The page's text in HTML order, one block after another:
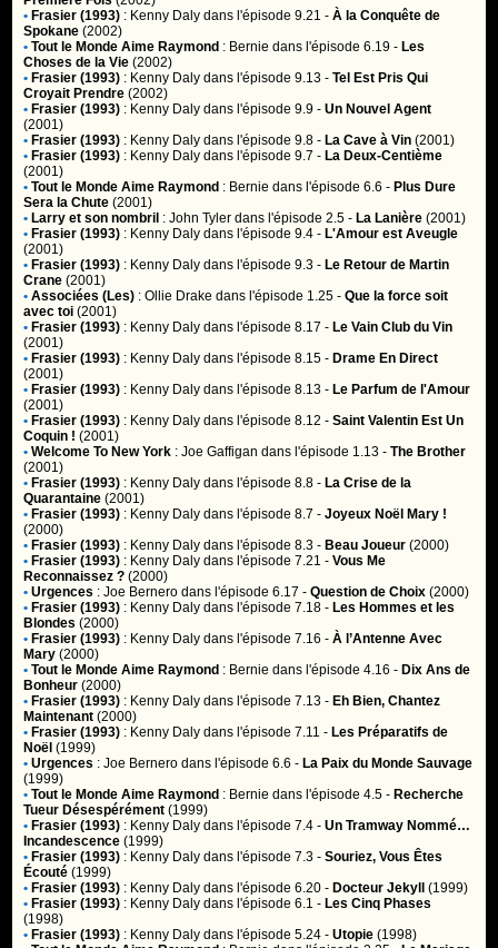
• Frasier (1993) : Kenny Daly dans l'épisode 9.21 -À la Conquête de
Spokane (2002)
• Tout le Monde Aime Raymond : Bernie dans l'épisode 6.19 - Les
Choses de la Vie (2002)
• Frasier (1993) : Kenny Daly dans l'épisode 9.13 -Tel Est Pris Qui
Croyait Prendre (2002)
• Frasier (1993) : Kenny Daly dans l'épisode 9.9 -Un Nouvel Agent
(2001)
• Frasier (1993) : Kenny Daly dans l'épisode 9.8 - La Cave à Vin (2001)
• Frasier (1993) : Kenny Daly dans l'épisode 9.7 - La Deux-Centième
(2001)
• Tout le Monde Aime Raymond : Bernie dans l'épisode 6.6 - Plus Dure
Sera la Chute (2001)
• Larry et son nombril :John Tyler dans l'épisode 2.5 - La Lanière (2001)
• Frasier (1993) : Kenny Daly dans l'épisode 9.4 - L'Amour est Aveugle
(2001)
• Frasier (1993) : Kenny Daly dans l'épisode 9.3 - Le Retour de Martin
Crane (2001)
• Associées (Les) :Ollie Drake dans l'épisode 1.25 -Que la force soit
avec toi (2001)
• Frasier (1993) : Kenny Daly dans l'épisode 8.17 - Le Vain Club du Vin
(2001)
• Frasier (1993) : Kenny Daly dans l'épisode 8.15 - Drame En Direct
(2001)
• Frasier (1993) : Kenny Daly dans l'épisode 8.13 - Le Parfum de l'Amour
(2001)
• Frasier (1993) : Kenny Daly dans l'épisode 8.12 -Saint Valentin Est Un
Coquin ! (2001)
• Welcome To New York :Joe Gaffigan dans l'épisode 1.13 -The Brother
(2001)
• Frasier (1993) : Kenny Daly dans l'épisode 8.8 - La Crise de la
Quarantaine (2001)
• Frasier (1993) : Kenny Daly dans l'épisode 8.7 -Joyeux Noël Mary !
(2000)
• Frasier (1993) : Kenny Daly dans l'épisode 8.3 - Beau Joueur (2000)
• Frasier (1993) : Kenny Daly dans l'épisode 7.21 -Vous Me
Reconnaissez ? (2000)
• Urgences :Joe Bernero dans l'épisode 6.17 -Question de Choix (2000)
• Frasier (1993) : Kenny Daly dans l'épisode 7.18 - Les Hommes et les
Blondes (2000)
• Frasier (1993) : Kenny Daly dans l'épisode 7.16 -À l’Antenne Avec
Mary (2000)
• Tout le Monde Aime Raymond : Bernie dans l'épisode 4.16 - Dix Ans de
Bonheur (2000)
• Frasier (1993) : Kenny Daly dans l'épisode 7.13 - Eh Bien, Chantez
Maintenant (2000)
• Frasier (1993) : Kenny Daly dans l'épisode 7.11 - Les Préparatifs de
Noël (1999)
• Urgences :Joe Bernero dans l'épisode 6.6 - La Paix du Monde Sauvage
(1999)
• Tout le Monde Aime Raymond : Bernie dans l'épisode 4.5 - Recherche
Tueur Désespérément (1999)
• Frasier (1993) : Kenny Daly dans l'épisode 7.4 -Un Tramway Nommé…
Incandescence (1999)
• Frasier (1993) : Kenny Daly dans l'épisode 7.3 -Souriez, Vous Êtes
Écouté (1999)
• Frasier (1993) : Kenny Daly dans l'épisode 6.20 - Docteur Jekyll
(1999)
• Frasier (1993) : Kenny Daly dans l'épisode 6.1 - Les Cinq Phases
(1998)
• Frasier (1993) : Kenny Daly dans l'épisode 5.24 -Utopie (1998)